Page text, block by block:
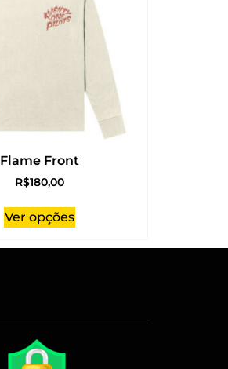
Flame Front
R$180,00
Ver opções